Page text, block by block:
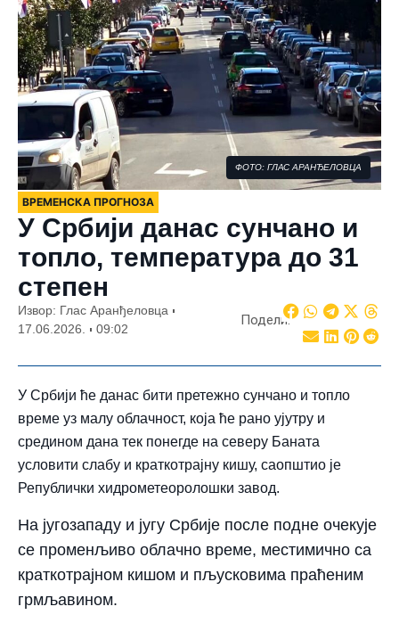
ФОТО: ГЛАС АРАНЂЕЛОВЦА
ВРЕМЕНСКА ПРОГНОЗА
У Србији данас сунчано и
топло, температура до 31
степен
Извор: Глас Аранђеловца
17.06.2026.
09:02
Подели:
У Србији ће данас бити претежно сунчано и топло
време уз малу облачност, која ће рано ујутру и
средином дана тек понегде на северу Баната
условити слабу и краткотрајну кишу, саопштио је
Републички хидрометеоролошки завод.
На југозападу и југу Србије после подне очекује
се променљиво облачно време, местимично са
краткотрајном кишом и пљусковима праћеним
грмљавином.